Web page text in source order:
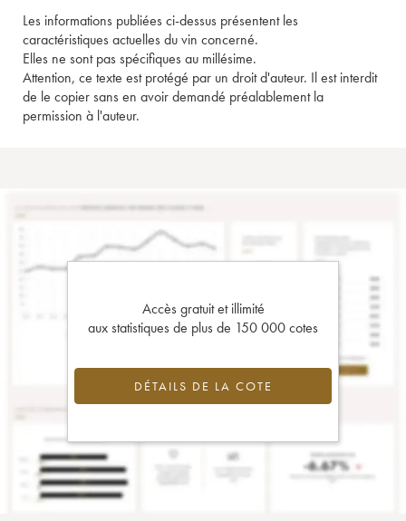
Les informations publiées ci-dessus présentent les
caractéristiques actuelles du vin concerné.
Elles ne sont pas spécifiques au millésime.
Attention, ce texte est protégé par un droit d'auteur. Il est interdit
de le copier sans en avoir demandé préalablement la
permission à l'auteur.
Accès gratuit et illimité
aux statistiques de plus de 150 000 cotes
DÉTAILS DE LA COTE